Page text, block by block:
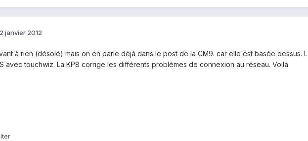
2 janvier 2012
à rien (désolé) mais on en parle déjà dans le post de la CM9. car elle est basée dessus.
avec touchwiz. La KP8 corrige les différents problèmes de connexion au réseau. Voilà